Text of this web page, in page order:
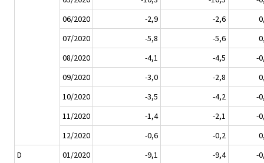
06/2020
-2,9 -2,6
07/2020
-5,8 -5,6
08/2020
-4,1 -4,5
-
09/2020
-3,0 -2,8
10/2020
-3,5 -4,2
-
11/2020
-1,4 -2,1
-
12/2020
-0,6 -0,2
D
01/2020 -9,1 -9,4
-